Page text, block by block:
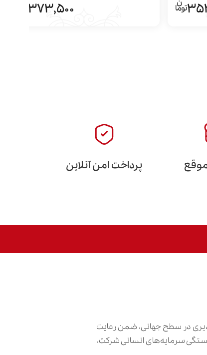
373,500
پرداخت امن آنلاین
در سطح جهانی، ضمن رعایت
سرمایه‌های انسانی شرکت،